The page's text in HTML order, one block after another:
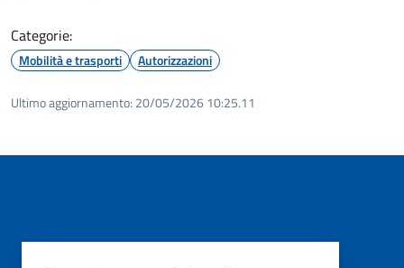
Categorie:
Mobilità e trasporti Autorizzazioni
Ultimo aggiornamento: 20/05/2026 10:25.11